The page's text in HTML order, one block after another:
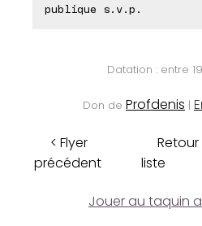
publique s.v.p.
Datation : entre
Don de Profdenis |
< Flyer
précédent
liste
Jouer au taquin